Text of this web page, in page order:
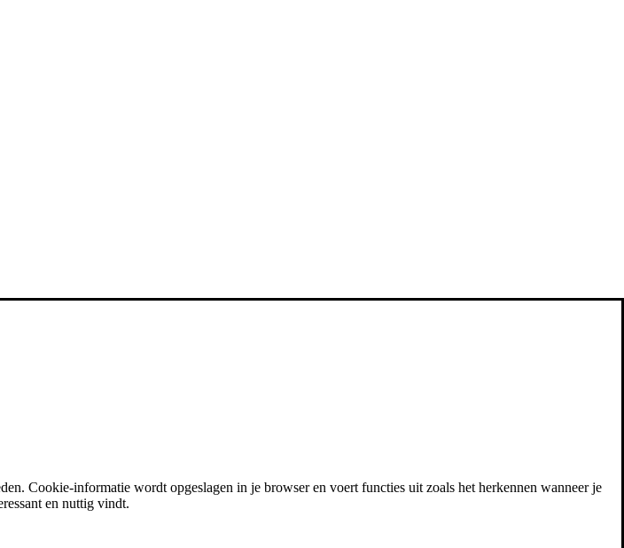
Cookie-informatie wordt opgeslagen in je browser en voert functies uit zoals het herkennen wanneer je
en nuttig vindt.